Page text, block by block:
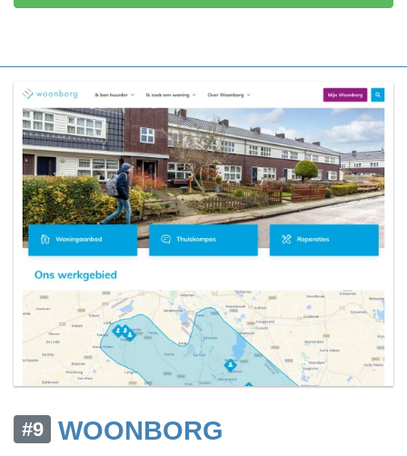
#9
WOONBORG